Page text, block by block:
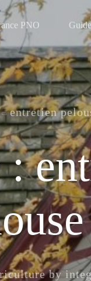
PNO
entretien
:
by